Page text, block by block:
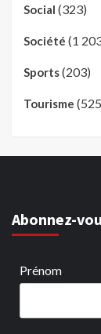
Social (323)
Société (1
Sports(203)
Tourisme
Abonnez-
Prénom